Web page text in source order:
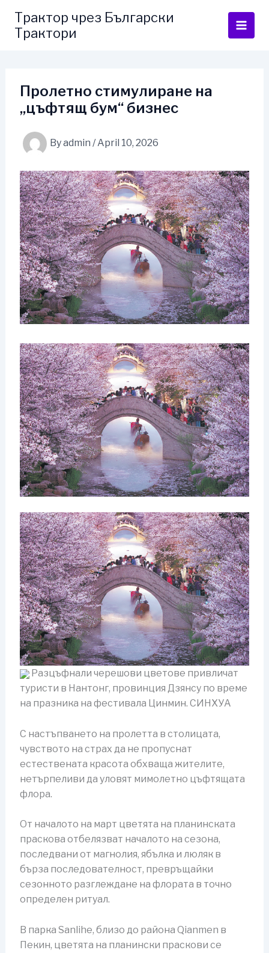
content
Трактор чрез Български
Трактори
Пролетно стимулиране на
„цъфтящ бум“ бизнес
Byadmin /April 10, 2026
Разцъфнали черешови цветове привличат
туристи в Нантонг, провинция Дзянсу по време
на празника на фестивала Цинмин. СИНХУА
С настъпването на пролетта в столицата,
чувството на страх да не пропуснат
естествената красота обхваща жителите,
нетърпеливи да уловят мимолетно цъфтящата
флора.
От началото на март цветята на планинската
праскова отбелязват началото на сезона,
последвани от магнолия, ябълка и люляк в
бърза последователност, превръщайки
сезонното разглеждане на флората в точно
определен ритуал.
В парка Sanlihe, близо до района Qianmen в
Пекин, цветята на планински праскови се